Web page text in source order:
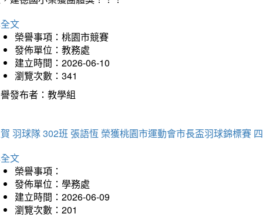
文
榮譽事項：桃園市競賽
發佈單位：教務處
建立時間：2026-06-10
瀏覽次數：341
發布者：教學組
羽球隊 302班 張語恆 榮獲桃園市運動會市長盃羽球錦標賽
文
榮譽事項：
發佈單位：學務處
建立時間：2026-06-09
瀏覽次數：201